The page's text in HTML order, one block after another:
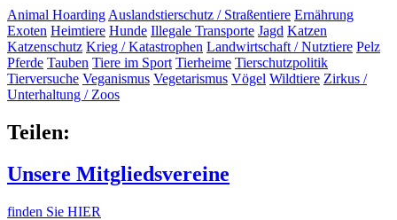
Animal Hoarding Auslandstierschutz / Straßentiere Ernährung
Exoten Heimtiere Hunde Illegale Transporte Jagd Katzen
Katzenschutz Krieg / Katastrophen Landwirtschaft / Nutztiere Pelz
Pferde Tauben Tiere im Sport Tierheime Tierschutzpolitik
Tierversuche Veganismus Vegetarismus Vögel Wildtiere Zirkus /
Unterhaltung / Zoos
Teilen:
Unsere Mitgliedsvereine
finden Sie HIER